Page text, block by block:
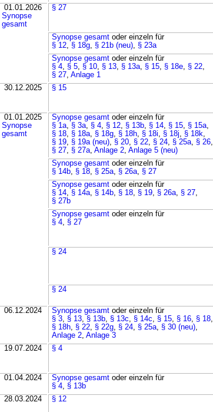
01.01.2026
Synopse
gesamt
§ 27
Synopse gesamt oder einzeln für
§ 12, § 18g, § 21b (neu), § 23a
Synopse gesamt oder einzeln für
§ 4, § 5, § 10, § 13, § 13a, § 15, § 18e, § 22,
§ 27, Anlage 1
30.12.2025 § 15
01.01.2025
Synopse
gesamt
Synopse gesamt oder einzeln für
§ 1a, § 3a, § 4, § 12, § 13b, § 14, § 15, § 15a,
§ 18, § 18a, § 18g, § 18h, § 18i, § 18j, § 18k,
§ 19, § 19a (neu), § 20, § 22, § 24, § 25a, § 26,
§ 27, § 27a, Anlage 2, Anlage 5 (neu)
Synopse gesamt oder einzeln für
§ 14b, § 18, § 25a, § 26a, § 27
Synopse gesamt oder einzeln für
§ 14, § 14a, § 14b, § 18, § 19, § 26a, § 27,
§ 27b
Synopse gesamt oder einzeln für
§ 4, § 27
§ 24
§ 24
06.12.2024
Synopse gesamt oder einzeln für
§ 3, § 13, § 13b, § 13c, § 14c, § 15, § 16, § 18,
§ 18h, § 22, § 22g, § 24, § 25a, § 30 (neu),
Anlage 2, Anlage 3
19.07.2024 § 4
01.04.2024
Synopse gesamt oder einzeln für
§ 4, § 13b
28.03.2024
§ 12